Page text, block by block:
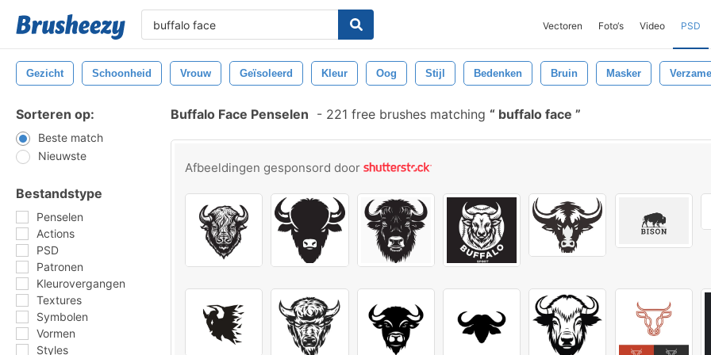
Vectoren Foto‘s Video PSD
Gezicht Schoonheid Vrouw Geïsoleerd Kleur Oog Stijl Bedenken Bruin Masker
Sorteren op:
Beste match
Nieuwste
Bestandstype
Penselen
Actions
PSD
Patronen
Kleurovergangen
Textures
Symbolen
Vormen
Styles
Buffalo Face Penselen - 221 free brushes matching buffalo face
Afbeeldingen gesponsord door